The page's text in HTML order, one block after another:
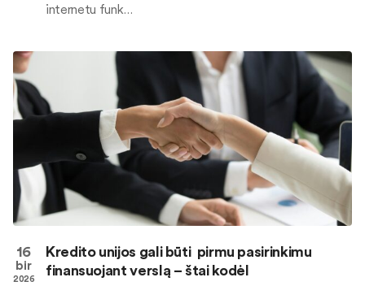
internetu funk…
16
bir
2026
Kredito unijos gali būti pirmu pasirinkimu
finansuojant verslą – štai kodėl